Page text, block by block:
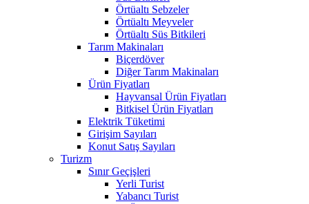
Örtüaltı Sebzeler
Örtüaltı Meyveler
Örtüaltı Süs Bitkileri
Tarım Makinaları
Biçerdöver
Diğer Tarım Makinaları
Ürün Fiyatları
Hayvansal Ürün Fiyatları
Bitkisel Ürün Fiyatları
Elektrik Tüketimi
Girişim Sayıları
Konut Satış Sayıları
Turizm
Sınır Geçişleri
Yerli Turist
Yabancı Turist